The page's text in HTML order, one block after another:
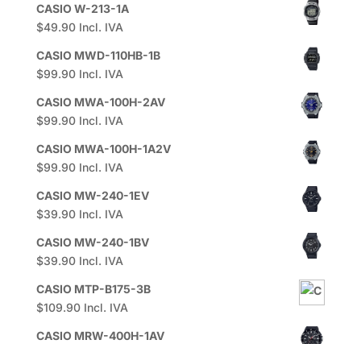
CASIO W-213-1A
$49.90 Incl. IVA
CASIO MWD-110HB-1B
$99.90 Incl. IVA
CASIO MWA-100H-2AV
$99.90 Incl. IVA
CASIO MWA-100H-1A2V
$99.90 Incl. IVA
CASIO MW-240-1EV
$39.90 Incl. IVA
CASIO MW-240-1BV
$39.90 Incl. IVA
CASIO MTP-B175-3B
$109.90 Incl. IVA
CASIO MRW-400H-1AV